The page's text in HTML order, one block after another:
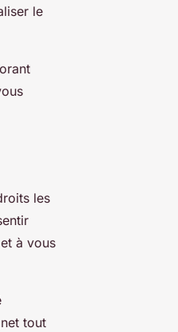
le
les
à vous
tout